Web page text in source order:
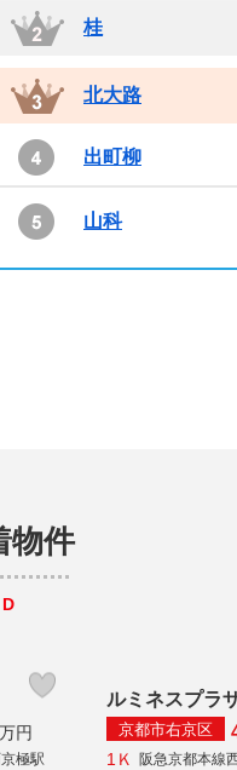
桂
北大路
出町柳
山科
物件
万円
極駅
ルミネスプラ
京都市右京区
1Ｋ
阪急京都本線